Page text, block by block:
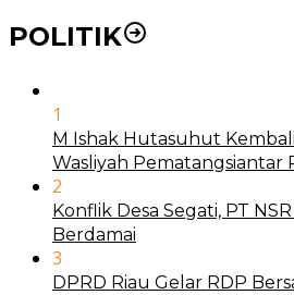
POLITIK
1
M Ishak Hutasuhut
Wasliyah Pematangsiantar
2
Konflik Desa Segati, PT
Berdamai
3
DPRD Riau Gelar RDP